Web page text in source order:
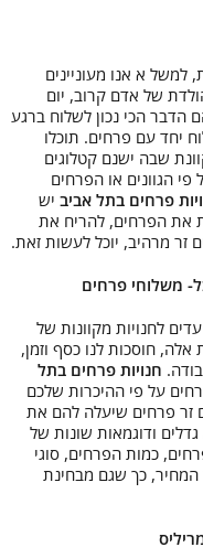
למשל א אנו מעוניינים
של אדם קרוב, יום
הדבר הכי נכון לשלוח ברגע
יחד עם פרחים. תוכלו
שבה ישנם קטלוגים
פי הגוונים או הפרחים
פרחים בתל אביב יש
את הפרחים, להריח את
זר מרהיב, יוכל לעשות זאת.
משלוחי פרחים
לחנויות מקוונות של
אלה, חוסכות לנו כסף וזמן,
חנויות פרחים בתל
על פי ההיכרות שלכם
זר פרחים שיעלה להם את
ודוגמאות שונות של
כמות הפרחים, סוגי
המחיר, כך שגם מבחינת